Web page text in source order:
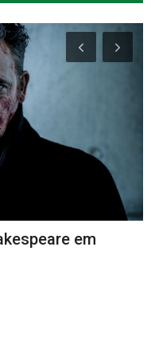
em